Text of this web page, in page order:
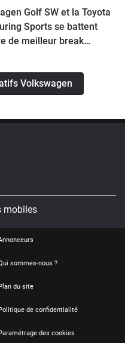
Golf SW et la Toyota
Sports se battent
de meilleur break
Volkswagen
mobiles
sommes-nous ?
Plan du site
Politique de confidentialité
Paramétrage des cookies